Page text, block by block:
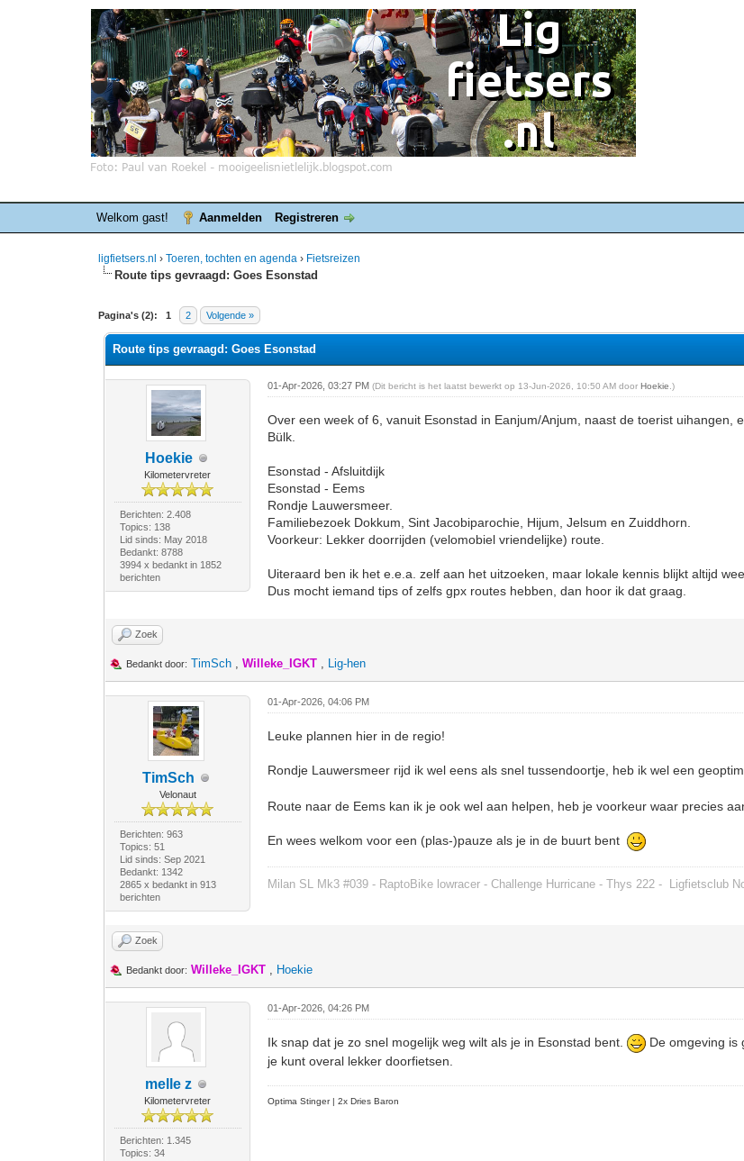
Welkom gast! Aanmelden Registreren
ligfietsers.nl ›Toeren, tochten en agenda › Fietsreizen
Route tips gevraagd: Goes Esonstad
Pagina's (2): 1 2 Volgende »
0 stemmen - gemiddelde waardering is 0
1
2
3
4
5
Route tips gevraagd: Goes Esonstad
Hoekie
Kilometervreter
Berichten: 2.408
Topics: 138
Lid sinds: May 2018
Bedankt: 8788
3994 x bedankt in 1852
berichten
01-Apr-2026, 03:27 PM(Dit bericht is het laatst bewerkt op 13-Jun-2026, 10:50 AM doorHoekie .)
Over een week of 6, vanuit Esonstad in Eanjum/Anjum, naast de toerist uihangen,
Bülk.
Esonstad - Afsluitdijk
Esonstad - Eems
Rondje Lauwersmeer.
Familiebezoek Dokkum, Sint Jacobiparochie, Hijum, Jelsum en Zuiddhorn.
Voorkeur: Lekker doorrijden (velomobiel vriendelijke) route.
Uiteraard ben ik het e.e.a. zelf aan het uitzoeken, maar lokale kennis blijkt altijd
Dus mocht iemand tips of zelfs gpx routes hebben, dan hoor ik dat graag.
Zoek
Bedankt door: TimSch ,Willeke_IGKT , Lig-hen
TimSch
Velonaut
Berichten: 963
Topics: 51
Lid sinds: Sep 2021
Bedankt: 1342
2865 x bedankt in 913
berichten
01-Apr-2026, 04:06 PM
Leuke plannen hier in de regio!
Rondje Lauwersmeer rijd ik wel eens als snel tussendoortje, heb ik wel een
Route naar de Eems kan ik je ook wel aan helpen, heb je voorkeur waar precies
En wees welkom voor een (plas-)pauze als je in de buurt bent
Milan SL Mk3 #039 - RaptoBike lowracer - Challenge Hurricane - Thys 222 - Ligfietsclub
Zoek
Bedankt door: Willeke_IGKT , Hoekie
melle z
Kilometervreter
Berichten: 1.345
Topics: 34
01-Apr-2026, 04:26 PM
Ik snap dat je zo snel mogelijk weg wilt als je in Esonstad bent.
De omgeving is
je kunt overal lekker doorfietsen.
Optima Stinger |2x Dries Baron